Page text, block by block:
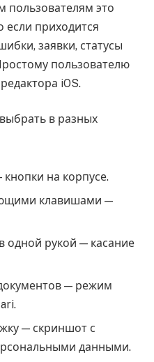
пользователям это
если приходится
заявки, статусы
пользователю
iOS.
в разных
на корпусе.
клавишами —
одной рукой — касание
— режим
— скриншот с
данными.